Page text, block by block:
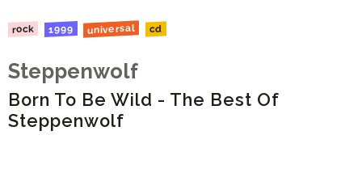
rock 1999 universal cd
Steppenwolf
Born To Be Wild - The Best Of
Steppenwolf